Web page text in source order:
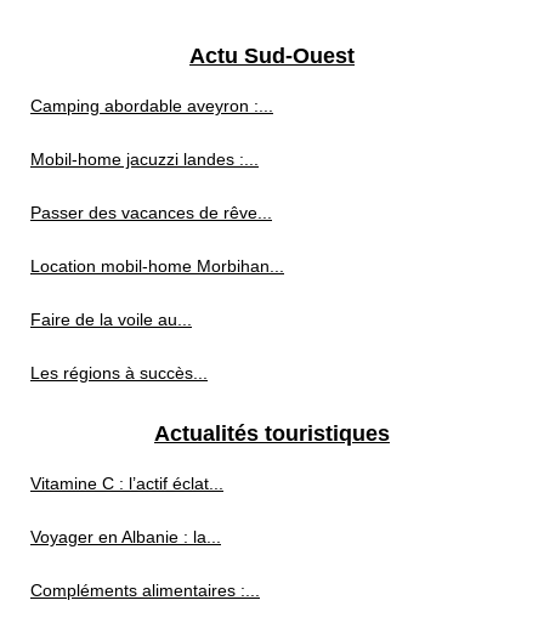
Actu Sud-Ouest
Camping abordable aveyron :...
Mobil-home jacuzzi landes :...
Passer des vacances de rêve...
Location mobil-home Morbihan...
Faire de la voile au...
Les régions à succès...
Actualités touristiques
Vitamine C : l’actif éclat...
Voyager en Albanie : la...
Compléments alimentaires :...